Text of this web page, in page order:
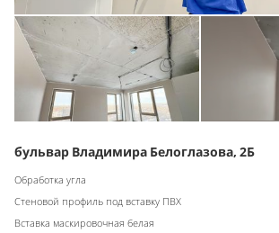
бульвар Владимира Белоглазова, 2Б
Обработка угла
Стеновой профиль под вставку ПВХ
Вставка маскировочная белая